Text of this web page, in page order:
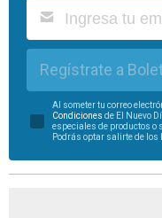
Regístrate a
Al someter tu correo
Condiciones de El Nuevo
especiales de productos o
Podrás optar salirte de los